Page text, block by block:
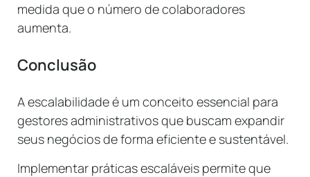
medida que o número de colaboradores
aumenta.
Conclusão
A escalabilidade é um conceito essencial para
gestores administrativos que buscam expandir
seus negócios de forma eficiente e sustentável.
Implementar práticas escaláveis permite que